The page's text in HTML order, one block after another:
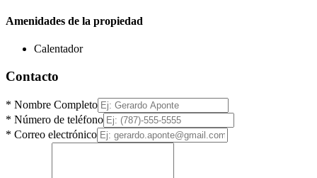
Amenidades de la propiedad
Calentador
Contacto
* Nombre Completo
* Número de teléfono
* Correo electrónico